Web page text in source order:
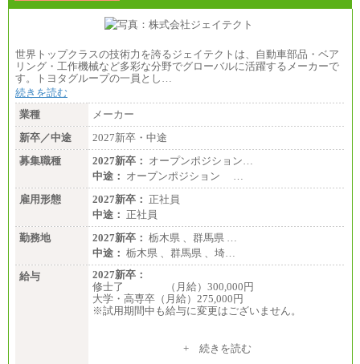
世界トップクラスの技術力を誇るジェイテクトは、自動車部品・ベア
リング・工作機械など多彩な分野でグローバルに活躍するメーカーで
す。トヨタグループの一員とし…
続きを読む
業種
メーカー
新卒／中途
2027新卒・中途
募集職種
2027新卒： オープンポジション…
中途： オープンポジション …
雇用形態
2027新卒： 正社員
中途： 正社員
勤務地
2027新卒： 栃木県 、群馬県 …
中途： 栃木県 、群馬県 、埼…
給与
2027新卒：
修士了 （月給）300,000円
大学・高専卒（月給）275,000円
※試用期間中も給与に変更はございません。
+ 続きを読む